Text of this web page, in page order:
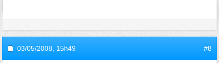
03/05/2008, 15h49 #8